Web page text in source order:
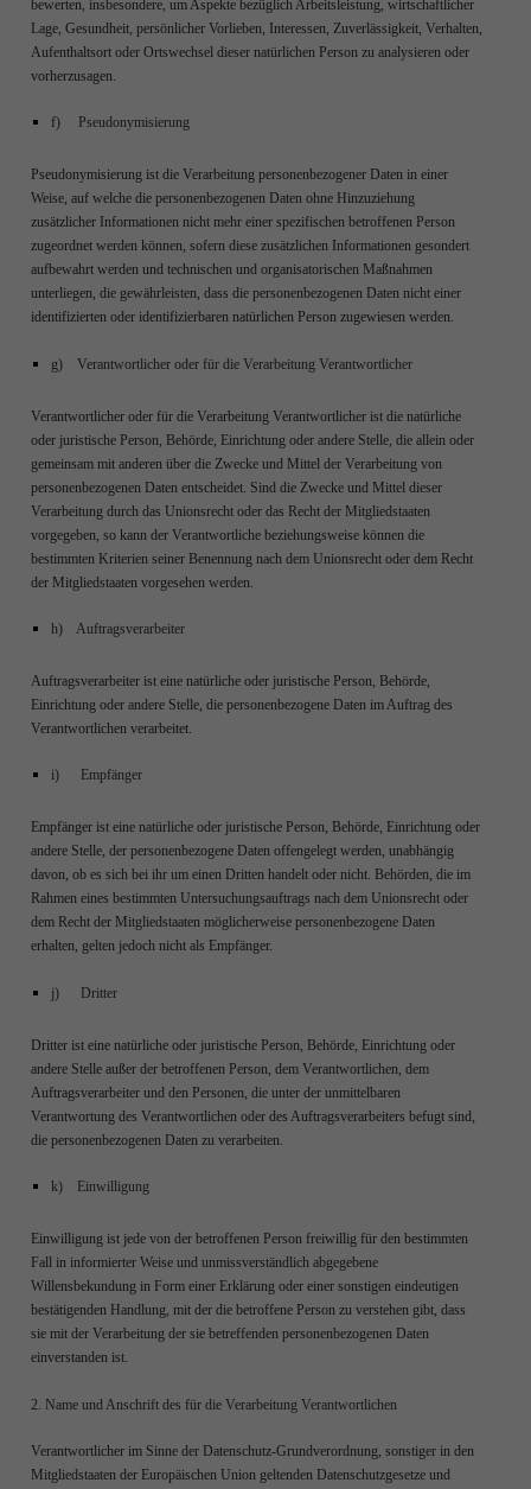
bewerten, insbesondere, um Aspekte bezüglich Arbeitsleistung, wirtschaftlicher
Lage, Gesundheit, persönlicher Vorlieben, Interessen, Zuverlässigkeit, Verhalten,
Aufenthaltsort oder Ortswechsel dieser natürlichen Person zu analysieren oder
vorherzusagen.
f) Pseudonymisierung
Pseudonymisierung ist die Verarbeitung personenbezogener Daten in einer
Weise, auf welche die personenbezogenen Daten ohne Hinzuziehung
zusätzlicher Informationen nicht mehr einer spezifischen betroffenen Person
zugeordnet werden können, sofern diese zusätzlichen Informationen gesondert
aufbewahrt werden und technischen und organisatorischen Maßnahmen
unterliegen, die gewährleisten, dass die personenbezogenen Daten nicht einer
identifizierten oder identifizierbaren natürlichen Person zugewiesen werden.
g) Verantwortlicher oder für die Verarbeitung Verantwortlicher
Verantwortlicher oder für die Verarbeitung Verantwortlicher ist die natürliche
oder juristische Person, Behörde, Einrichtung oder andere Stelle, die allein oder
gemeinsam mit anderen über die Zwecke und Mittel der Verarbeitung von
personenbezogenen Daten entscheidet. Sind die Zwecke und Mittel dieser
Verarbeitung durch das Unionsrecht oder das Recht der Mitgliedstaaten
vorgegeben, so kann der Verantwortliche beziehungsweise können die
bestimmten Kriterien seiner Benennung nach dem Unionsrecht oder dem Recht
der Mitgliedstaaten vorgesehen werden.
h) Auftragsverarbeiter
Auftragsverarbeiter ist eine natürliche oder juristische Person, Behörde,
Einrichtung oder andere Stelle, die personenbezogene Daten im Auftrag des
Verantwortlichen verarbeitet.
i) Empfänger
Empfänger ist eine natürliche oder juristische Person, Behörde, Einrichtung oder
andere Stelle, der personenbezogene Daten offengelegt werden, unabhängig
davon, ob es sich bei ihr um einen Dritten handelt oder nicht. Behörden, die im
Rahmen eines bestimmten Untersuchungsauftrags nach dem Unionsrecht oder
dem Recht der Mitgliedstaaten möglicherweise personenbezogene Daten
erhalten, gelten jedoch nicht als Empfänger.
j) Dritter
Dritter ist eine natürliche oder juristische Person, Behörde, Einrichtung oder
andere Stelle außer der betroffenen Person, dem Verantwortlichen, dem
Auftragsverarbeiter und den Personen, die unter der unmittelbaren
Verantwortung des Verantwortlichen oder des Auftragsverarbeiters befugt sind,
die personenbezogenen Daten zu verarbeiten.
k) Einwilligung
Einwilligung ist jede von der betroffenen Person freiwillig für den bestimmten
Fall in informierter Weise und unmissverständlich abgegebene
Willensbekundung in Form einer Erklärung oder einer sonstigen eindeutigen
bestätigenden Handlung, mit der die betroffene Person zu verstehen gibt, dass
sie mit der Verarbeitung der sie betreffenden personenbezogenen Daten
einverstanden ist.
2. Name und Anschrift des für die Verarbeitung Verantwortlichen
Verantwortlicher im Sinne der Datenschutz-Grundverordnung, sonstiger in den
Mitgliedstaaten der Europäischen Union geltenden Datenschutzgesetze und